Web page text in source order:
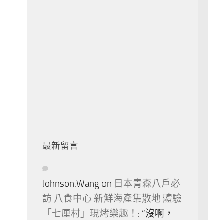
最新留言
Johnson.Wang on 日本青森八戶必
訪 八食中心 新鮮海產集散地 體驗
「七厘村」現烤樂趣！ : “沒啊，